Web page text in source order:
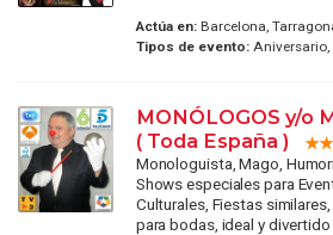
Actúa en:Barcelona,
Tipos de evento:Aniversario,
MONÓLOGOS y/o
( Toda España )
Monologuista, Mago,
Shows especiales para
Culturales, Fiestas
para bodas, ideal y divertido